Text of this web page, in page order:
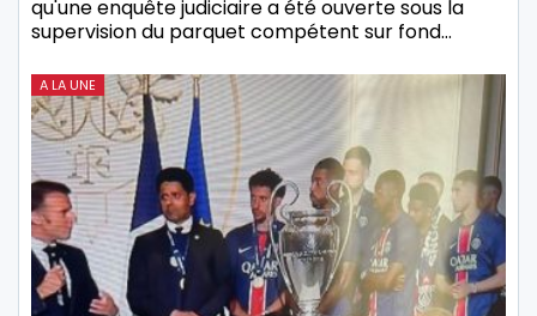
qu'une enquête judiciaire a été ouverte sous la
supervision du parquet compétent sur fond…
A LA UNE